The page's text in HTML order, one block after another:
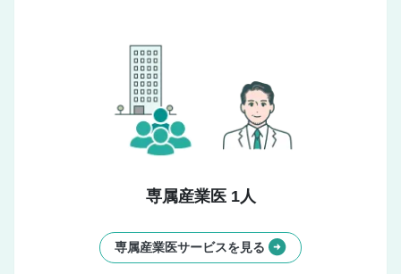
専属産業医 1人
専属産業医サービスを見る